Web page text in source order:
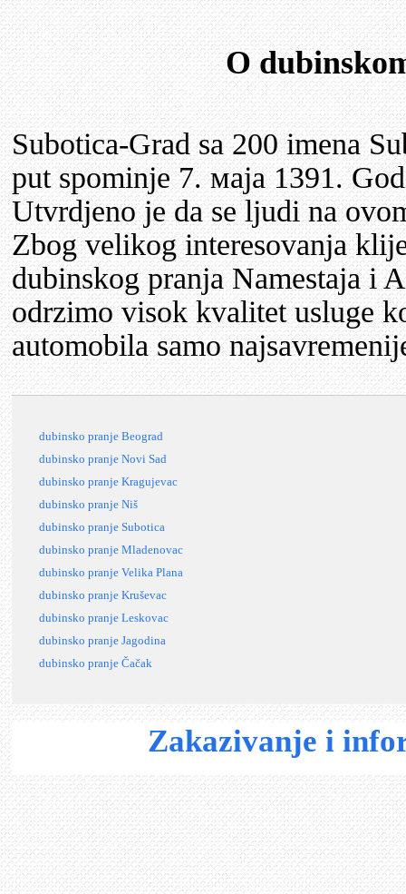
O
Subotica-Grad sa 200 imena
put spominje 7. маја 1391.
Utvrdjeno je da se ljudi na
Zbog velikog interesovanja
dubinskog pranja Namestaja i
odrzimo visok kvalitet usluge
automobila samo
dubinsko pranje Beograd
dubinsko pranje Novi Sad
dubinsko pranje Kragujevac
dubinsko pranje Niš
dubinsko pranje Subotica
dubinsko pranje Mladenovac
dubinsko pranje Velika Plana
dubinsko pranje Kruševac
dubinsko pranje Leskovac
dubinsko pranje Jagodina
dubinsko pranje Čačak
Zakazivanje i